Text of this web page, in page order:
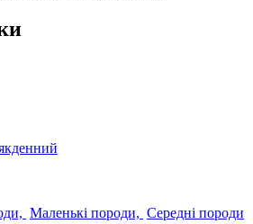
Маленькі породи, Середні породи